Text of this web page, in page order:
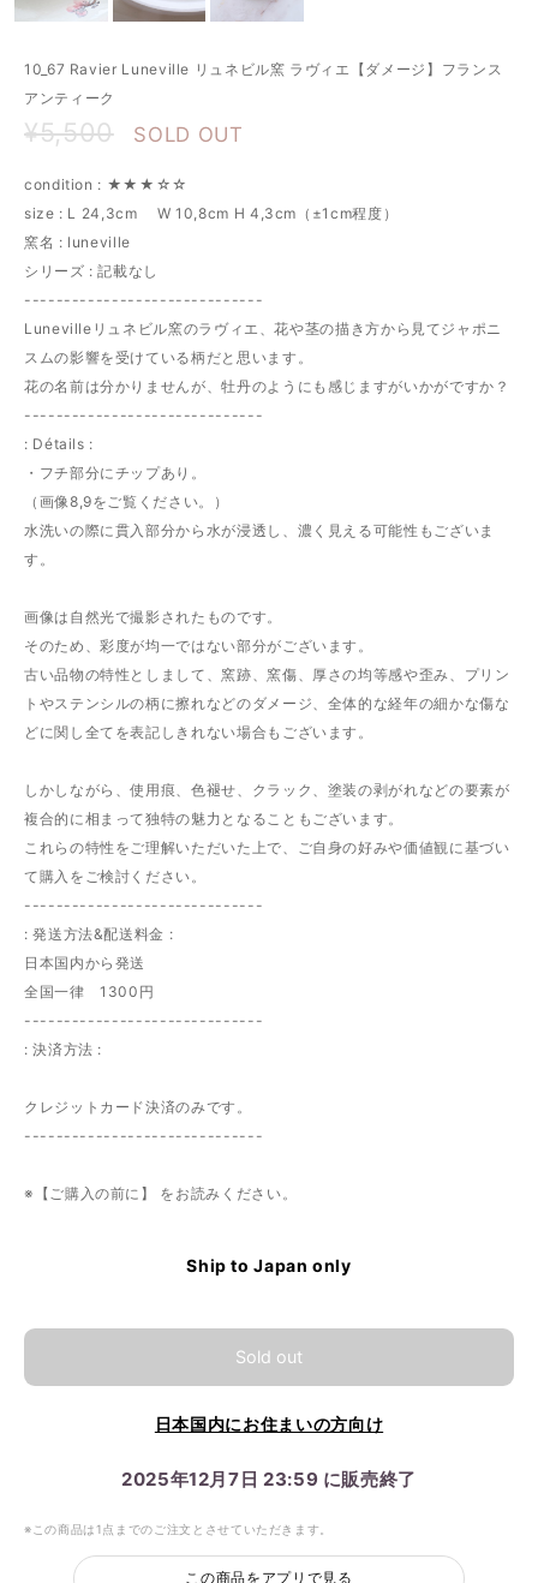
10_67 Ravier Luneville リュネビル窯 ラヴィエ【ダメージ】フランス
アンティーク
¥5,500 SOLD OUT
condition : ★★★☆☆
size : L 24,3cm W 10,8cm H 4,3cm（±1cm程度）
窯名 : luneville
シリーズ : 記載なし
------------------------------
Lunevilleリュネビル窯のラヴィエ、花や茎の描き方から見てジャポニ
スムの影響を受けている柄だと思います。
花の名前は分かりませんが、牡丹のようにも感じますがいかがですか？
------------------------------
: Détails :
・フチ部分にチップあり。
（画像8,9をご覧ください。）
水洗いの際に貫入部分から水が浸透し、濃く見える可能性もございま
す。
画像は自然光で撮影されたものです。
そのため、彩度が均一ではない部分がございます。
古い品物の特性としまして、窯跡、窯傷、厚さの均等感や歪み、プリン
トやステンシルの柄に擦れなどのダメージ、全体的な経年の細かな傷な
どに関し全てを表記しきれない場合もございます。
しかしながら、使用痕、色褪せ、クラック、塗装の剥がれなどの要素が
複合的に相まって独特の魅力となることもございます。
これらの特性をご理解いただいた上で、ご自身の好みや価値観に基づい
て購入をご検討ください。
------------------------------
: 発送方法&配送料金 :
日本国内から発送
全国一律 1300円
------------------------------
: 決済方法 :
クレジットカード決済のみです。
------------------------------
※【ご購入の前に】 をお読みください。
Ship to Japan only
Sold out
日本国内にお住まいの方向け
2025年12月7日 23:59 に販売終了
※この商品は1点までのご注文とさせていただきます。
この商品をアプリで見る